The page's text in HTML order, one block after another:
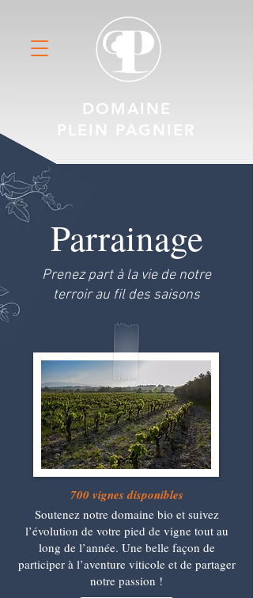
DOMAINE
Parrainage
Prenez part à la vie de notre
terroir au fil des saisons
700 vignes disponibles
Soutenez notre domaine bio et suivez
l’évolution de votre pied de vigne tout au
long de l’année. Une belle façon de
participer à l’aventure viticole et de partager
notre passion !